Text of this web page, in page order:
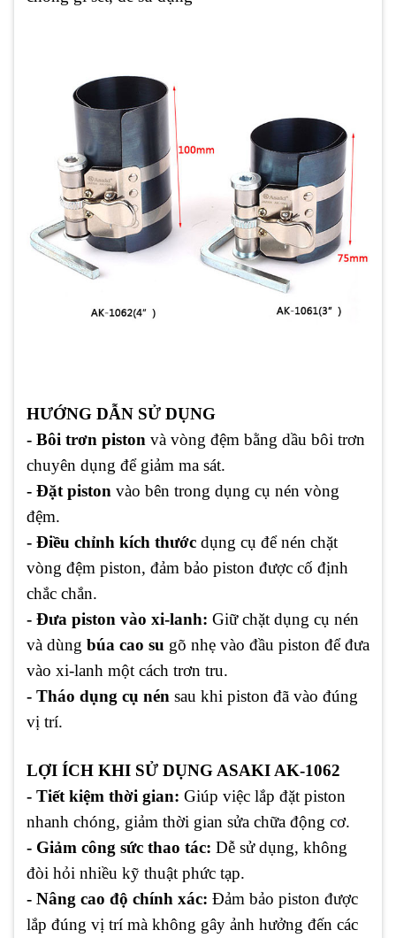
HƯỚNG DẪN SỬ DỤNG
- Bôi trơn piston và vòng đệm bằng dầu bôi trơn
chuyên dụng để giảm ma sát.
- Đặt piston vào bên trong dụng cụ nén vòng
đệm.
- Điều chỉnh kích thước dụng cụ để nén chặt
vòng đệm piston, đảm bảo piston được cố định
chắc chắn.
- Đưa piston vào xi-lanh: Giữ chặt dụng cụ nén
và dùng búa cao su gõ nhẹ vào đầu piston để đưa
vào xi-lanh một cách trơn tru.
- Tháo dụng cụ nén sau khi piston đã vào đúng
vị trí.
LỢI ÍCH KHI SỬ DỤNG ASAKI AK-1062
- Tiết kiệm thời gian: Giúp việc lắp đặt piston
nhanh chóng, giảm thời gian sửa chữa động cơ.
- Giảm công sức thao tác: Dễ sử dụng, không
đòi hỏi nhiều kỹ thuật phức tạp.
- Nâng cao độ chính xác: Đảm bảo piston được
lắp đúng vị trí mà không gây ảnh hưởng đến các